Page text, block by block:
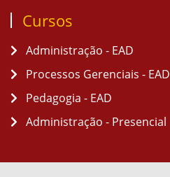
Cursos
Administração - EAD
Processos Gerenciais - EAD
Pedagogia - EAD
Administração - Presencial